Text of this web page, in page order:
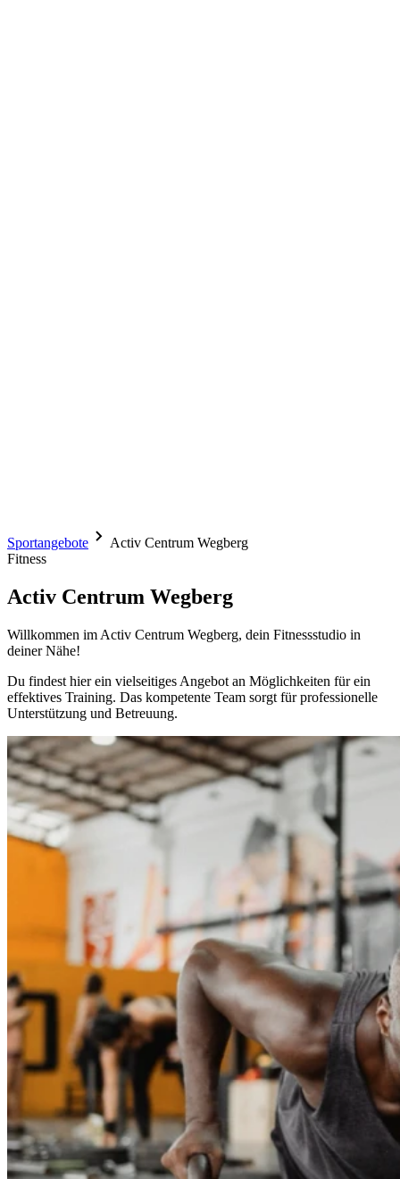
Sportangebote
Activ Centrum Wegberg
Fitness
Activ Centrum Wegberg
Willkommen im Activ Centrum Wegberg, dein Fitnessstudio in
deiner Nähe!
Du findest hier ein vielseitiges Angebot an Möglichkeiten für ein
effektives Training. Das kompetente Team sorgt für professionelle
Unterstützung und Betreuung.